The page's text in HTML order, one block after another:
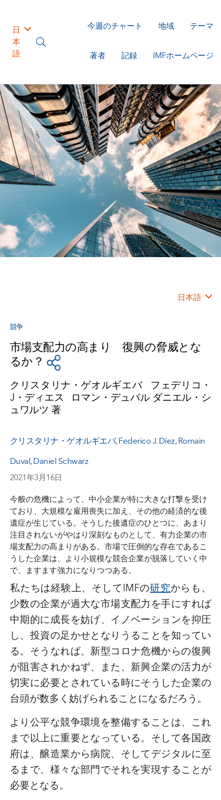
日
本
語
今週のチャート 地域 テーマ
著者 記録 IMFホームページ
日本語
競争
市場支配力の高まり 復興の脅威とな
るか？
クリスタリナ・ゲオルギエバ フェデリコ・
J ・ディエス ロマン・デュバル ダニエル・シ
ュワルツ 著
クリスタリナ・ゲオルギエバ,Federico J. Díez,Romain
Duval,Daniel Schwarz
2021年3月16日
今般の危機によって、中小企業が特に大きな打撃を受け
ており、大規模な雇用喪失に加え、その他の経済的な後
遺症が生じている。そうした後遺症のひとつに、あまり
注目されないがやはり深刻なものとして、有力企業の市
場支配力の高まりがある。市場で圧倒的な存在であるこ
うした企業は、より小規模な競合企業が脱落していく中
で、ますます強力になりつつある。
私たちは経験上、そしてIMFの研究からも、
少数の企業が過大な市場支配力を手にすれば
中期的に成長を妨げ、イノベーションを抑圧
し、投資の足かせとなりうることを知ってい
る。そうなれば、新型コロナ危機からの復興
が阻害されかねず、また、新興企業の活力が
切実に必要とされている時にそうした企業の
台頭が数多く妨げられることになるだろう。
より公平な競争環境を整備することは、これ
まで以上に重要となっている。そして各国政
府は、醸造業から病院、そしてデジタルに至
るまで、様々な部門でそれを実現することが
必要となる。